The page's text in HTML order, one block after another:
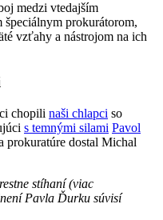
medzi vtedajším
špeciálnym prokurátorom,
vzťahy a nástrojom na ich
chopili naši chlapci so
s temnými silami Pavol
prokuratúre dostal Michal
stíhaní (viac
Pavla Ďurku súvisí